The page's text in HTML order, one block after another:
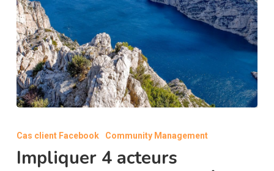
acteurs
marseillais
Cas client Facebook Community Management
Impliquer 4 acteurs